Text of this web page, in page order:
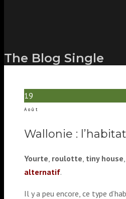
The Blog Single
19
Août
Wallonie :
Yourte roulotte tiny house
alternatif.
Il y a peu encore, ce type